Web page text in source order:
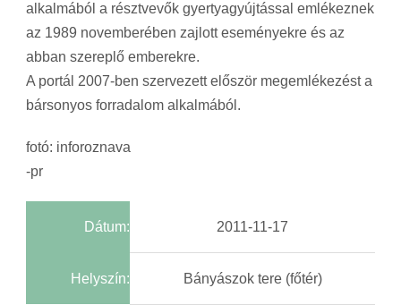
alkalmából a résztvevők gyertyagyújtással emlékeznek
az 1989 novemberében zajlott eseményekre és az
abban szereplő emberekre.
A portál 2007-ben szervezett először megemlékezést a
bársonyos forradalom alkalmából.
fotó: inforoznava
-pr
Dátum: 2011-11-17
Helyszín: Bányászok tere (főtér)